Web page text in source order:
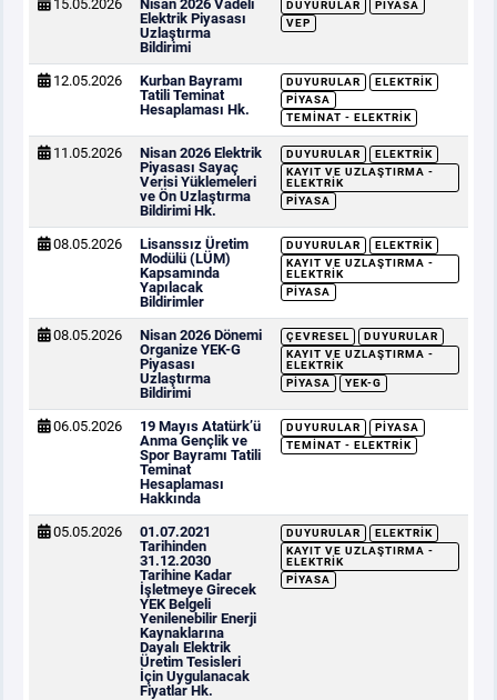
15.05.2026
Nisan 2026 Vadeli
Elektrik Piyasası
Uzlaştırma
Bildirimi
DUYURULAR
PIYASA
VEP
12.05.2026
Kurban Bayramı
Tatili Teminat
Hesaplaması Hk.
DUYURULAR
ELEKTRIK
PIYASA
TEMINAT - ELEKTRIK
11.05.2026
Nisan 2026 Elektrik
Piyasası Sayaç
Verisi Yüklemeleri
ve Ön Uzlaştırma
Bildirimi Hk.
DUYURULAR
ELEKTRIK
KAYIT VE UZLAŞTIRMA -
ELEKTRIK
PIYASA
08.05.2026
Lisanssız Üretim
Modülü (LÜM)
Kapsamında
Yapılacak
Bildirimler
DUYURULAR
ELEKTRIK
KAYIT VE UZLAŞTIRMA -
ELEKTRIK
PIYASA
08.05.2026
Nisan 2026 Dönemi
Organize YEK-G
Piyasası
Uzlaştırma
Bildirimi
ÇEVRESEL
DUYURULAR
KAYIT VE UZLAŞTIRMA -
ELEKTRIK
PIYASA
YEK-G
06.05.2026
19 Mayıs Atatürk’ü
Anma Gençlik ve
Spor Bayramı Tatili
Teminat
Hesaplaması
Hakkında
DUYURULAR
PIYASA
TEMINAT - ELEKTRIK
05.05.2026
01.07.2021
Tarihinden
31.12.2030
Tarihine Kadar
İşletmeye Girecek
YEK Belgeli
Yenilenebilir Enerji
Kaynaklarına
Dayalı Elektrik
Üretim Tesisleri
İçin Uygulanacak
Fiyatlar Hk.
DUYURULAR
ELEKTRIK
KAYIT VE UZLAŞTIRMA -
ELEKTRIK
PIYASA